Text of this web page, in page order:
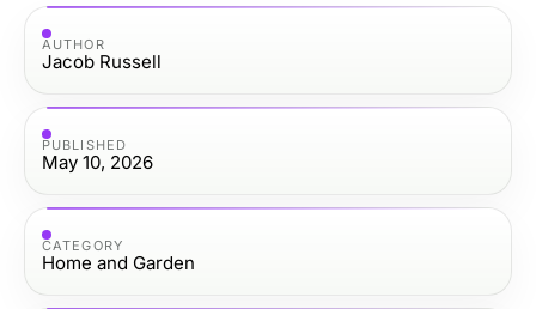
AUTHOR
Jacob Russell
PUBLISHED
May 10, 2026
CATEGORY
Home and Garden